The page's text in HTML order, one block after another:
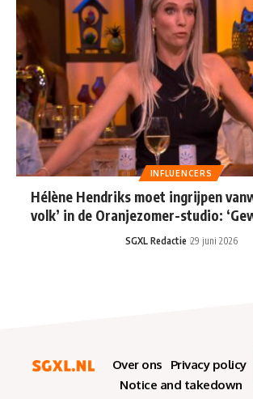
INFLUENCERS
Hélène Hendriks moet ingrijpen
volk’ in de Oranjezomer-studio:
SGXL Redactie 29 juni 2026
Over ons
Privacy policy
Notice and takedown